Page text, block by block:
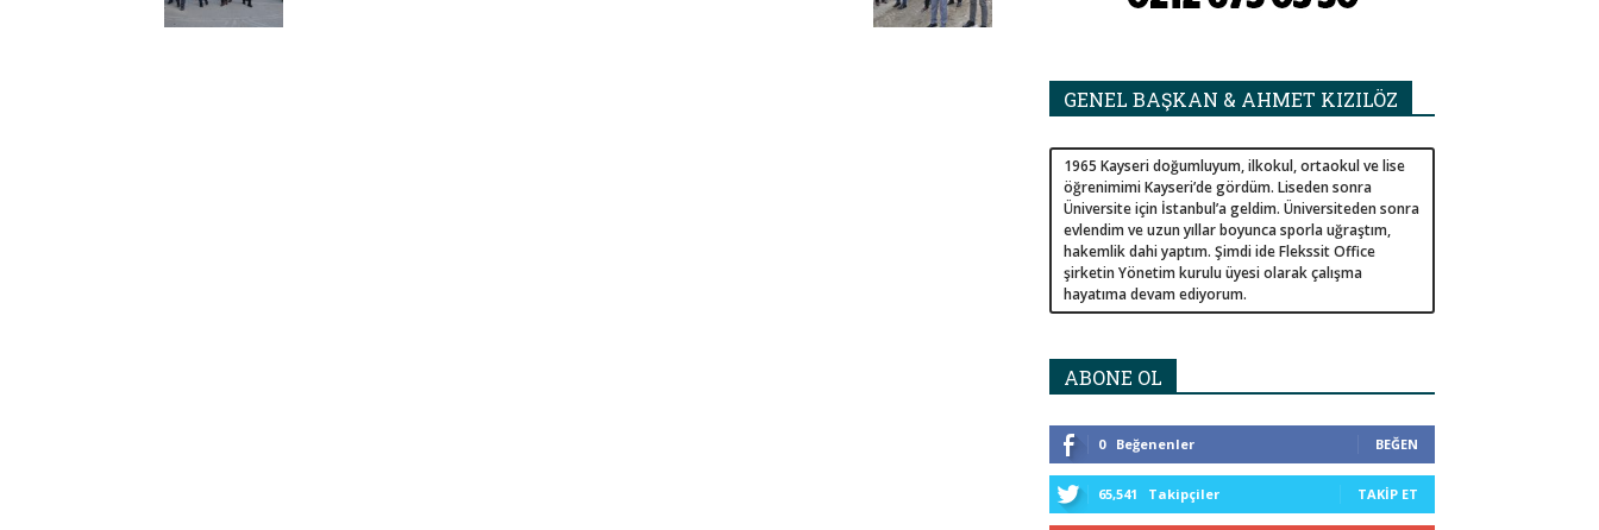
GENEL BAŞKAN & AHMET KIZILÖZ
1965 Kayseri doğumluyum, ilkokul, ortaokul ve lise
öğrenimimi Kayseri’de gördüm. Liseden sonra
Üniversite için İstanbul’a geldim. Üniversiteden sonra
evlendim ve uzun yıllar boyunca sporla uğraştım,
hakemlik dahi yaptım. Şimdi ide Flekssit Office
şirketin Yönetim kurulu üyesi olarak çalışma
hayatıma devam ediyorum.
ABONE OL
0 Beğenenler BEĞEN
65,541 Takipçiler TAKIP ET